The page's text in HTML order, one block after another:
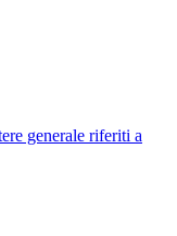
generale riferiti a